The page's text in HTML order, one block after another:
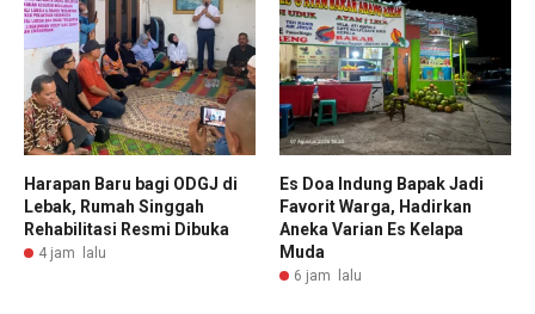
Harapan Baru bagi ODGJ di
Lebak, Rumah Singgah
Rehabilitasi Resmi Dibuka
4 jam lalu
Es Doa Indung Bapak Jadi
Favorit Warga, Hadirkan
Aneka Varian Es Kelapa
Muda
6 jam lalu